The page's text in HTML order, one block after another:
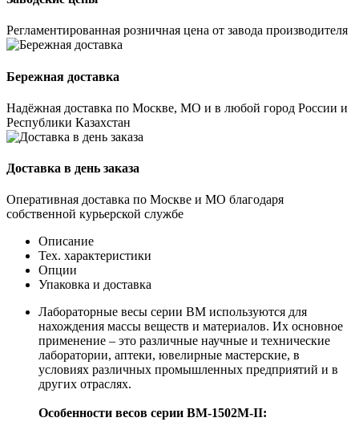
Регламентированная розничная цена от завода производителя
Бережная доставка
Надёжная доставка по Москве, МО и в любой город России и
Республики Казахстан
Доставка в день заказа
Оперативная доставка по Москве и МО благодаря
собственной курьерской службе
Описание
Тех. характеристики
Опции
Упаковка и доставка
Лабораторные весы серии ВМ используются для
нахождения массы веществ и материалов. Их основное
применение – это различные научные и технические
лаборатории, аптеки, ювелирные мастерские, в
условиях различных промышленных предприятий и в
других отраслях.
Особенности весов серии ВМ-1502М-II: